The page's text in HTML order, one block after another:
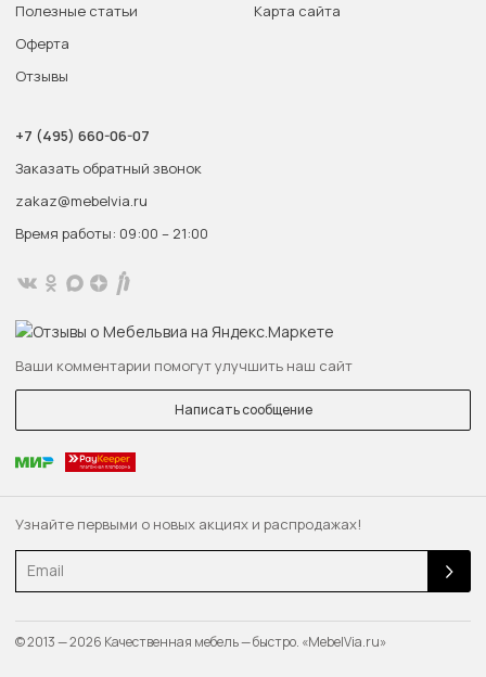
Узнайте первыми о новых акциях и распродажах!
Email
Полезные статьи
Оферта
Отзывы
Карта сайта
+7 (495) 660-06-07
Заказать обратный звонок
zakaz@mebelvia.ru
Время работы: 09:00 – 21:00
Ваши комментарии помогут улучшить наш сайт
Написать сообщение
© 2013 — 2026 Качественная мебель — быстро. «MebelVia.ru»